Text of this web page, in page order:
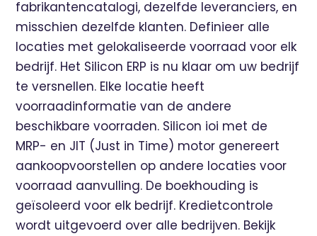
fabrikantencatalogi, dezelfde leveranciers, en
misschien dezelfde klanten. Definieer alle
locaties met gelokaliseerde voorraad voor elk
bedrijf. Het Silicon ERP is nu klaar om uw bedrijf
te versnellen. Elke locatie heeft
voorraadinformatie van de andere
beschikbare voorraden. Silicon ioi met de
MRP- en JIT (Just in Time) motor genereert
aankoopvoorstellen op andere locaties voor
voorraad aanvulling. De boekhouding is
geïsoleerd voor elk bedrijf. Kredietcontrole
wordt uitgevoerd over alle bedrijven. Bekijk